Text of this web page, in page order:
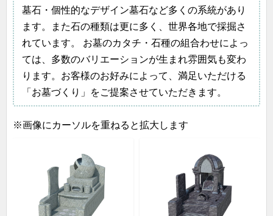
墓石・個性的なデザイン墓石など多くの系統があり
ます。また石の種類は更に多く、世界各地で採掘さ
れています。 お墓のカタチ・石種の組合わせによっ
ては、多数のバリエーションが生まれ雰囲気も変わ
ります。お客様のお好みによって、満足いただける
「お墓づくり」をご提案させていただきます。
※画像にカーソルを重ねると拡大します